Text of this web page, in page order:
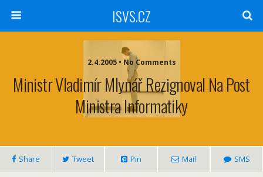
ISVS.CZ
2.4.2005 • No Comments
Ministr Vladimír Mlynář Rezignoval Na Post
Ministra Informatiky
Share Tweet Pin Mail SMS